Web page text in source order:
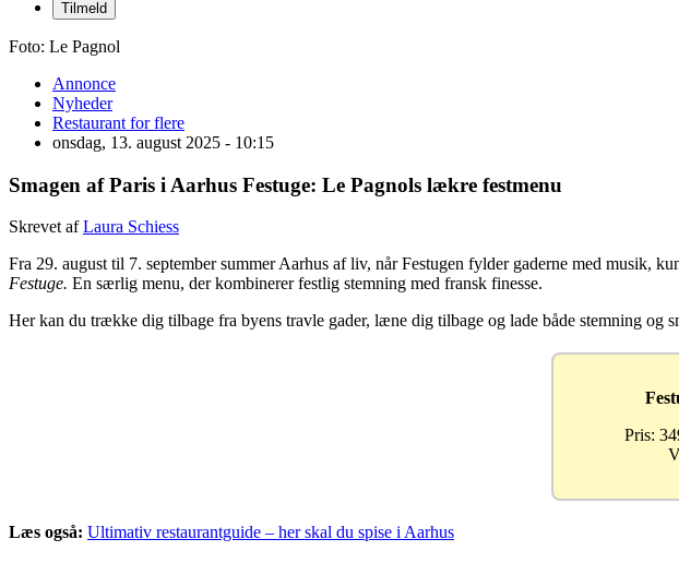
Foto: Le Pagnol
Annonce
Nyheder
Restaurant for flere
onsdag, 13. august 2025 - 10:15
Smagen af Paris i Aarhus Festuge: Le Pagnols lækre festmenu
Skrevet afLaura Schiess
Fra 29. august til 7. september summer Aarhus af liv, når Festugen fylder gaderne med musik,
Festuge. En særlig menu, der kombinerer festlig stemning med fransk finesse.
Her kan du trække dig tilbage fra byens travle gader, læne dig tilbage og lade både stemning og
Pris:
Læs også: Ultimativ restaurantguide – her skal du spise i Aarhus